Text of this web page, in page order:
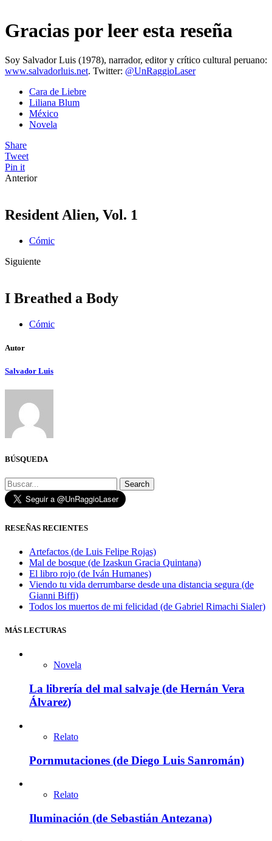
Gracias por leer esta reseña
Soy Salvador Luis (1978), narrador, editor y crítico cultural peruano:
www.salvadorluis.net. Twitter: @UnRaggioLaser
Cara de Liebre
Liliana Blum
México
Novela
Share
Tweet
Pin it
Anterior
Resident Alien, Vol. 1
Cómic
Siguiente
I Breathed a Body
Cómic
Autor
Salvador Luis
BÚSQUEDA
Search
RESEÑAS RECIENTES
Artefactos (de Luis Felipe Rojas)
Mal de bosque (de Izaskun Gracia Quintana)
El libro rojo (de Iván Humanes)
Viendo tu vida derrumbarse desde una distancia segura (de
Gianni Biffi)
Todos los muertos de mi felicidad (de Gabriel Rimachi Sialer)
MÁS LECTURAS
Novela
La librería del mal salvaje (de Hernán Vera
Álvarez)
Relato
Pornmutaciones (de Diego Luis Sanromán)
Relato
Iluminación (de Sebastián Antezana)